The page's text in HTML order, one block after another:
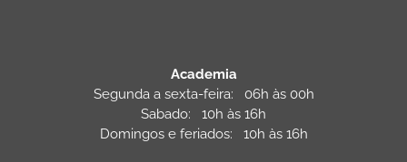
Academia
Segunda a sexta-feira: 06h às 00h
Sabado: 10h às 16h
Domingos e feriados: 10h às 16h